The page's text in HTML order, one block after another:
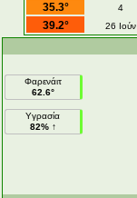
35.3°
4
39.2°
26 Ιούν
Φαρενάιτ
62.6°
Υγρασία
82% ↑